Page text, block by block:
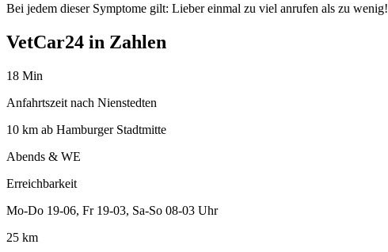
Bei jedem dieser Symptome gilt: Lieber einmal zu viel anrufen als zu wenig!
VetCar24 in Zahlen
18 Min
Anfahrtszeit nach Nienstedten
10 km ab Hamburger Stadtmitte
Abends & WE
Erreichbarkeit
Mo-Do 19-06, Fr 19-03, Sa-So 08-03 Uhr
25 km